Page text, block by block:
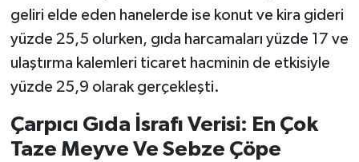
geliri elde eden hanelerde ise konut ve kira gideri
yüzde 25,5 olurken, gıda harcamaları yüzde 17 ve
ulaştırma kalemleri ticaret hacminin de etkisiyle
yüzde 25,9 olarak gerçekleşti.
Çarpıcı Gıda İsrafı Verisi: En Çok
Taze Meyve Ve Sebze Çöpe